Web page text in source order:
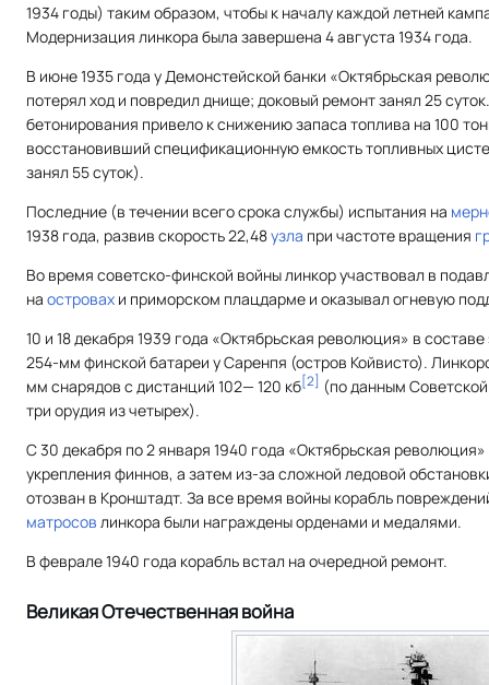
1934 годы) таким образом, чтобы к началу каждой летней
Модернизация линкора была завершена 4 августа 1934 года.
В июне 1935 года у Демонстейской банки «Октябрьская
потерял ход и повредил днище; доковый ремонт занял 25
бетонирования привело к снижению запаса топлива на 100
восстановивший спецификационную емкость топливных
занял 55 суток).
Последние (в течении всего срока службы) испытания на
1938 года, развив скорость 22,48узла при частоте вращения
Во время советско-финской войны линкор участвовал в
на островах и приморском плацдарме и оказывал огневую
10 и 18 декабря 1939 года «Октябрьская революция» в
254-мм финской батареи у Саренпя (остров Койвисто).
мм снарядов с дистанций 102— 120 кб[2] (по данным
три орудия из четырех).
С 30 декабря по 2 января 1940 года «Октябрьская
укрепления финнов, а затем из-за сложной ледовой
отозван в Кронштадт. За все время войны корабль
матросов линкора были награждены орденами и медалями.
В феврале 1940 года корабль встал на очередной ремонт.
Великая Отечественная война